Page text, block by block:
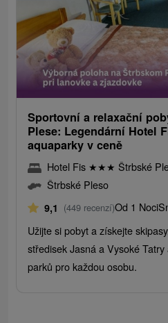
Sportovní a relaxační
Plese: Legendární Hotel
aquaparky v ceně
Hotel Fis ★★★ Štrbské
Štrbské Pleso
9,1 (449 recenzí)Od 1 Noci
Užijte si pobyt a získejte
středisek Jasná a Vysoké
parků pro každou osobu.